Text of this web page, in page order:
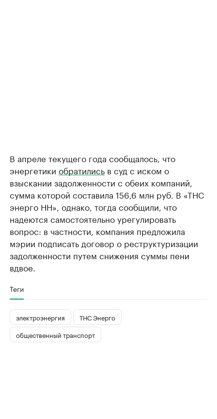
В апреле текущего года сообщалось, что
энергетики обратились в суд с иском о
взыскании задолженности с обеих компаний,
сумма которой составила 156,6 млн руб. В «ТНС
энерго НН», однако, тогда сообщили, что
надеются самостоятельно урегулировать
вопрос: в частности, компания предложила
мэрии подписать договор о реструктуризации
задолженности путем снижения суммы пени
вдвое.
Теги
электроэнергия
ТНС Энерго
общественный транспорт